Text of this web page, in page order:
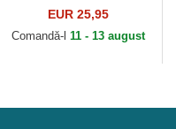
League Essential de
New York Yankees
EUR 25,95
Comandă-l 11 - 13 august